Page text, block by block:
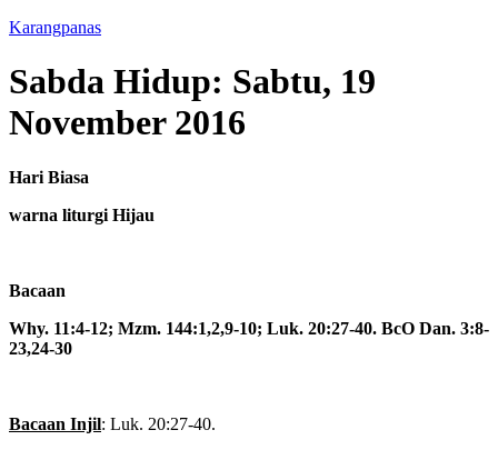
Karangpanas
Sabda Hidup: Sabtu, 19
November 2016
Hari Biasa
warna liturgi Hijau
Bacaan
Why. 11:4-12; Mzm. 144:1,2,9-10; Luk. 20:27-40. BcO Dan. 3:8-
23,24-30
Bacaan Injil: Luk. 20:27-40.